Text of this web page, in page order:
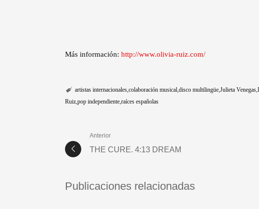
Más información: http://www.olivia-ruiz.com/
artistas internacionales colaboración musical disco multilingüe Julieta Venegas
Ruiz pop independiente raíces españolas
Anterior
THE CURE. 4:13 DREAM
Publicaciones relacionadas